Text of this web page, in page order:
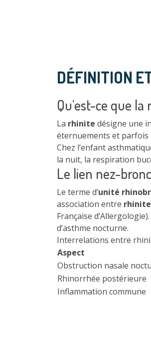
DÉFINITION
Qu’est-ce que
La rhinite désigne une
éternuements et parfois
Chez l’enfant
la nuit, la respiration
Le lien nez-
Le terme d’unité
association entre
Française
d’asthme nocturne.
Interrelations entre
Aspect
Obstruction nasale
Rhinorrhée postérieure
Inflammation commune